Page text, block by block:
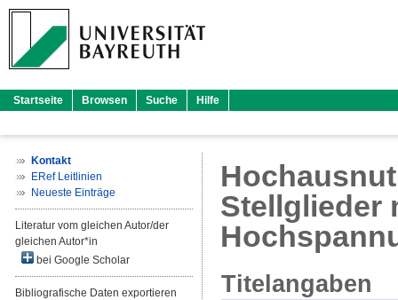
Startseite Browsen Suche Hilfe
Kontakt
ERef Leitlinien
Neueste Einträge
Literatur vom gleichen Autor/der
gleichen Autor*in
bei Google Scholar
Bibliografische Daten exportieren
Stellglieder
Titelangaben